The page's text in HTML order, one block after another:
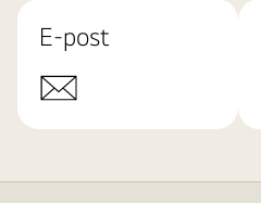
E-post